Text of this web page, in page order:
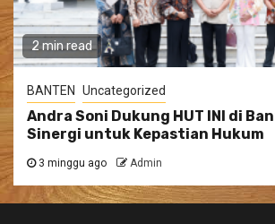
2 min read
BANTEN Uncategorized
Andra Soni Dukung HUT INI di
Sinergi untuk Kepastian Hukum
3 minggu ago Admin